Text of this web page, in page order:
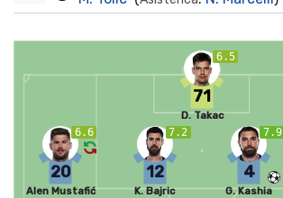
6.5
71
D. Takac
7.9
4
G. Kashia
7.2
12
K. Bajric
6.6
20
Alen Mustafić